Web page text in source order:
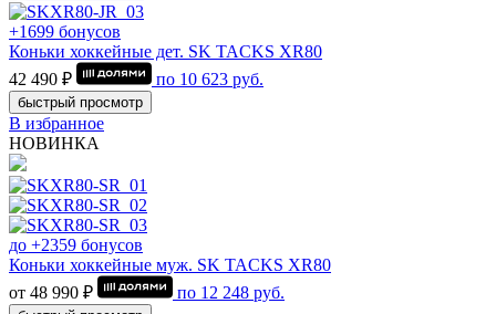
+1699 бонусов
Коньки хоккейные дет. SK TACKS XR80
42 490 ₽
по 10 623 руб.
быстрый просмотр
В избранное
НОВИНКА
до +2359 бонусов
Коньки хоккейные муж. SK TACKS XR80
от 48 990 ₽
по 12 248 руб.